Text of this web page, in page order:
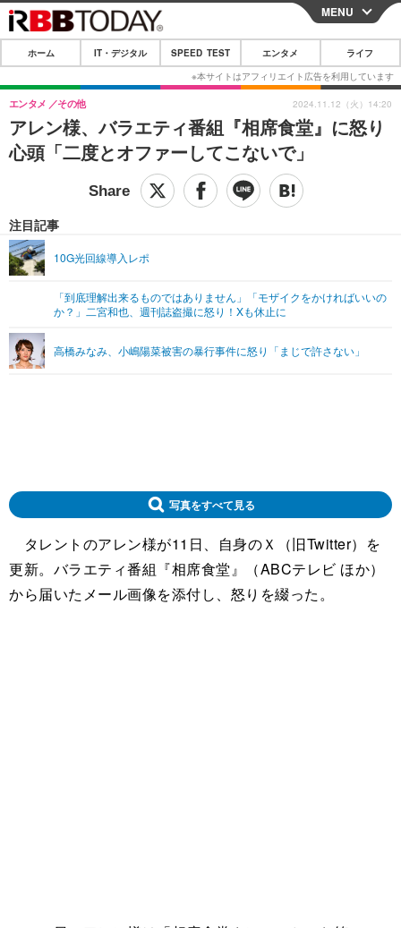
CLOSE
ホーム
IT・デジタル
IT・デジタルTOP スマートフォン
ガジェット・ツール
その他
SPEED TEST
映画・ドラマ
グラビア ブログ
ショッピング その他
ライフTOP
その他
リリース一覧
MENU
ホーム IT・デジタル SPEED TEST エンタメ ライフ
アレン様、バラエティ番組『相席食堂』に怒り
心頭「二度とオファーしてこないで」
エンタメ その他
注目記事
10G光回線導入レポ
「到底理解出来るものではありません」「モザイクをかければいいの
か？」二宮和也、週刊誌盗撮に怒り！Xも休止に
高橋みなみ、小嶋陽菜被害の暴行事件に怒り「まじで許さない」
2024.11.12（火）14:20
写真をすべて見る
タレントのアレン様が11日、自身のＸ（旧Twitter）を
更新。バラエティ番組『相席食堂』（ABCテレビ ほか）
から届いたメール画像を添付し、怒りを綴った。